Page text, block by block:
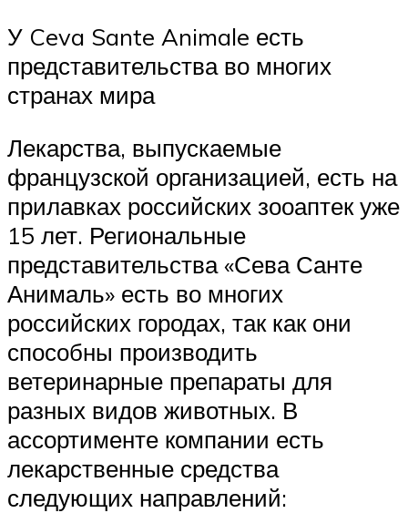
У Ceva Sante Animale есть
представительства во многих
странах мира
Лекарства, выпускаемые
французской организацией, есть на
прилавках российских зооаптек уже
15 лет. Региональные
представительства «Сева Санте
Анималь» есть во многих
российских городах, так как они
способны производить
ветеринарные препараты для
разных видов животных. В
ассортименте компании есть
лекарственные средства
следующих направлений: